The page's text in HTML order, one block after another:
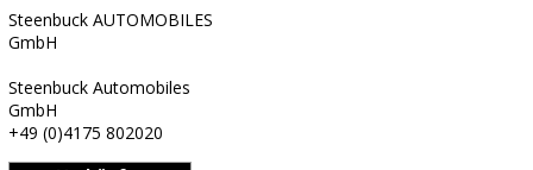
Steenbuck AUTOMOBILES
GmbH
Steenbuck Automobiles
GmbH
+49 (0)4175 802020